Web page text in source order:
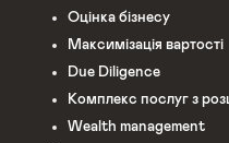
Оцінка бізнесу
Максимізація вартості
Due Diligence
Комплекс послуг з
Wealth management